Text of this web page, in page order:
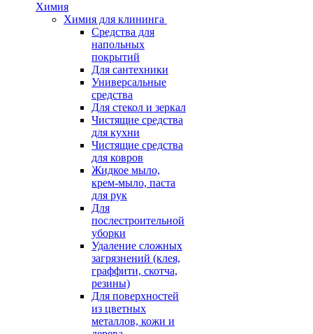
Химия
Химия для клининга
Средства для
напольных
покрытий
Для сантехники
Универсальные
средства
Для стекол и зеркал
Чистящие средства
для кухни
Чистящие средства
для ковров
Жидкое мыло,
крем-мыло, паста
для рук
Для
послестроительной
уборки
Удаление сложных
загрязнений (клея,
граффити, скотча,
резины)
Для поверхностей
из цветных
металлов, кожи и